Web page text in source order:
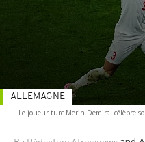
Le joueur turc Merih Demiral célèbre
ALLEMAGNE